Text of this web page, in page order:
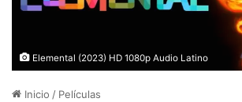
Elemental (2023) HD 1080p Audio Latino
Inicio / Películas